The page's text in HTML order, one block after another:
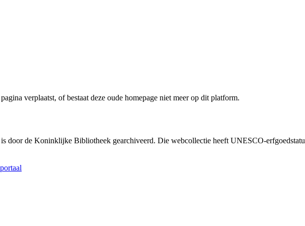
verplaatst, of bestaat deze oude homepage niet meer op dit platform.
door de Koninklijke Bibliotheek gearchiveerd. Die webcollectie heeft UNESCO-